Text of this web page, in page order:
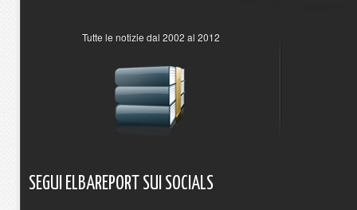
Tutte le notizie dal 2002 al 2012
SEGUI ELBAREPORT SUI SOCIALS